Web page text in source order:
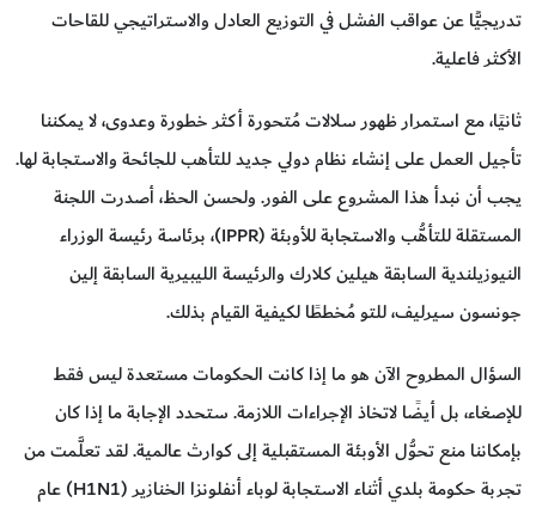
تدريجيًّا عن عواقب الفشل في التوزيع العادل والاستراتيجي للقاحات
الأكثر فاعلية.
ثانيًا، مع استمرار ظهور سلالات مُتحورة أكثر خطورة وعدوى، لا يمكننا
تأجيل العمل على إنشاء نظام دولي جديد للتأهب للجائحة والاستجابة لها.
يجب أن نبدأ هذا المشروع على الفور. ولحسن الحظ، أصدرت اللجنة
المستقلة للتأهُّب والاستجابة للأوبئة (IPPR)، برئاسة رئيسة الوزراء
النيوزيلندية السابقة هيلين كلارك والرئيسة الليبيرية السابقة إلين
جونسون سيرليف، للتو مُخططًا لكيفية القيام بذلك.
السؤال المطروح الآن هو ما إذا كانت الحكومات مستعدة ليس فقط
للإصغاء، بل أيضًا لاتخاذ الإجراءات اللازمة. ستحدد الإجابة ما إذا كان
بإمكاننا منع تحوُّل الأوبئة المستقبلية إلى كوارث عالمية. لقد تعلَّمت من
تجربة حكومة بلدي أثناء الاستجابة لوباء أنفلونزا الخنازير (H1N1) عام